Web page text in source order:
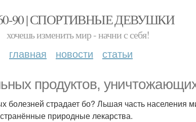
90 | СПОРТИВНЫЕ ДЕВУШКИ
хочешь изменить мир - начни с себя!
главная новости статьи
продуктов,
болезней страдает бо? Льшая часть населения
природные лекарства.